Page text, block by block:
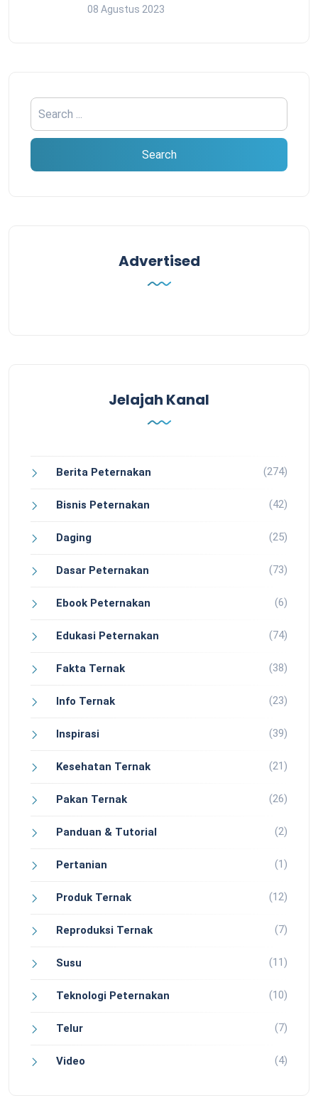
08 Agustus 2023
Advertised
Jelajah Kanal
Berita Peternakan (274)
Bisnis Peternakan (42)
Daging (25)
Dasar Peternakan (73)
Ebook Peternakan (6)
Edukasi Peternakan (74)
Fakta Ternak (38)
Info Ternak (23)
Inspirasi (39)
Kesehatan Ternak (21)
Pakan Ternak (26)
Panduan & Tutorial (2)
Pertanian (1)
Produk Ternak (12)
Reproduksi Ternak (7)
Susu (11)
Teknologi Peternakan (10)
Telur (7)
Video (4)